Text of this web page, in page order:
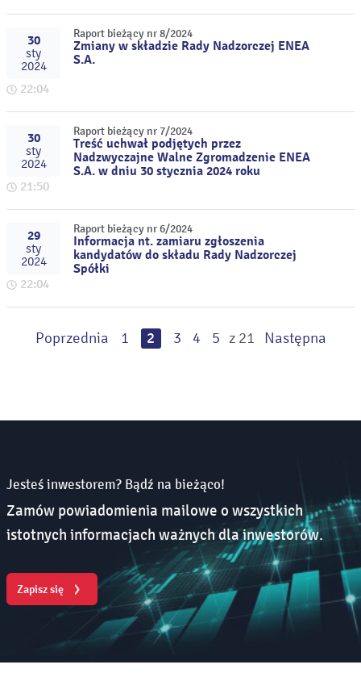
30
sty
2024
22:04
Raport bieżący nr 8/2024
Zmiany w składzie Rady Nadzorczej ENEA
S.A.
30
sty
2024
21:50
Raport bieżący nr 7/2024
Treść uchwał podjętych przez
Nadzwyczajne Walne Zgromadzenie ENEA
S.A. w dniu 30 stycznia 2024 roku
29
sty
2024
22:04
Raport bieżący nr 6/2024
Informacja nt. zamiaru zgłoszenia
kandydatów do składu Rady Nadzorczej
Spółki
Poprzednia 1 2 3 4 5 z 21 Następna
Jesteś inwestorem? Bądź na bieżąco!
Zamów powiadomienia mailowe o wszystkich
istotnych informacjach ważnych dla inwestorów.
Zapisz się